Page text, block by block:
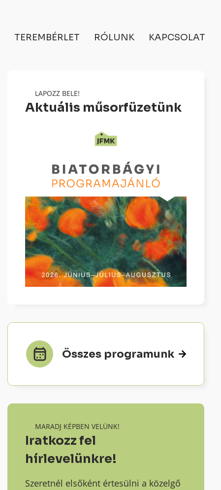
TEREMBÉRLET RÓLUNK KAPCSOLAT
LAPOZZ BELE!
Aktuális műsorfüzetünk
Összes programunk
MARADJ KÉPBEN VELÜNK!
Iratkozz fel
hírlevelünkre!
Szeretnél elsőként értesülni a közelgő